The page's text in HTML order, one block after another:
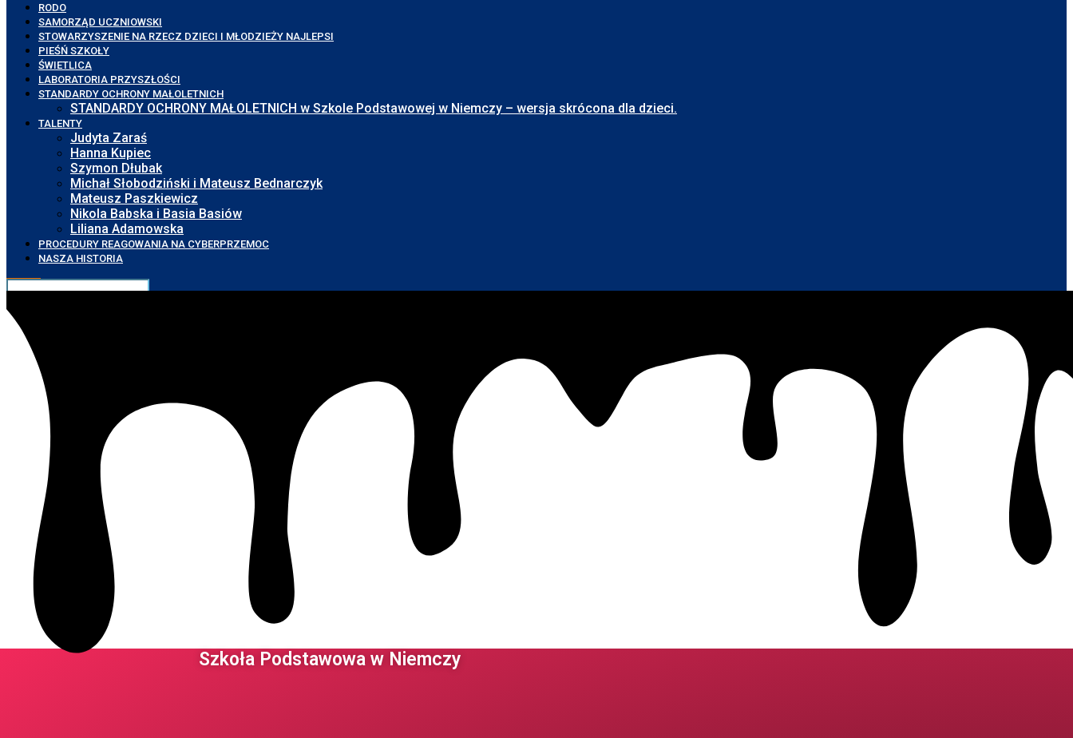
RODO
SAMORZĄD UCZNIOWSKI
STOWARZYSZENIE NA RZECZ DZIECI I MŁODZIEŻY NAJLEPSI
PIEŚŃ SZKOŁY
ŚWIETLICA
LABORATORIA PRZYSZŁOŚCI
STANDARDY OCHRONY MAŁOLETNICH
STANDARDY OCHRONY MAŁOLETNICH w Szkole Podstawowej w Niemczy – wersja skrócona dla dzieci.
TALENTY
Judyta Zaraś
Hanna Kupiec
Szymon Dłubak
Michał Słobodziński i Mateusz Bednarczyk
Mateusz Paszkiewicz
Nikola Babska i Basia Basiów
Liliana Adamowska
PROCEDURY REAGOWANIA NA CYBERPRZEMOC
NASZA HISTORIA
Szkoła Podstawowa w Niemczy ​